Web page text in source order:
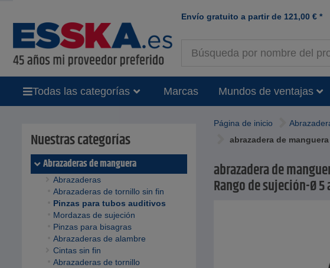
Envío gratuito a partir de 121,00 € *
Todas las categorías Marcas Mundos de ventajas
Nuestras categorías
Abrazaderas de manguera
Abrazaderas
Abrazaderas de tornillo sin fin
Pinzas para tubos auditivos
Mordazas de sujeción
Pinzas para bisagras
Abrazaderas de alambre
Cintas sin fin
Abrazaderas de tornillo
Página de inicio
abrazadera de
abrazadera de
Rango de sujeción-Ø 5